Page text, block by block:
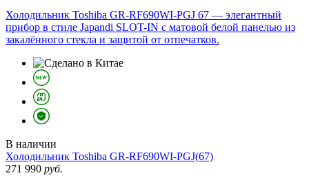
Холодильник Toshiba GR-RF690WI-PGJ 67 — элегантный
прибор в стиле Japandi SLOT-IN с матовой белой панелью из
закалённого стекла и защитой от отпечатков.
В наличии
Холодильник Toshiba GR-RF690WI-PGJ(67)
271 990 руб.